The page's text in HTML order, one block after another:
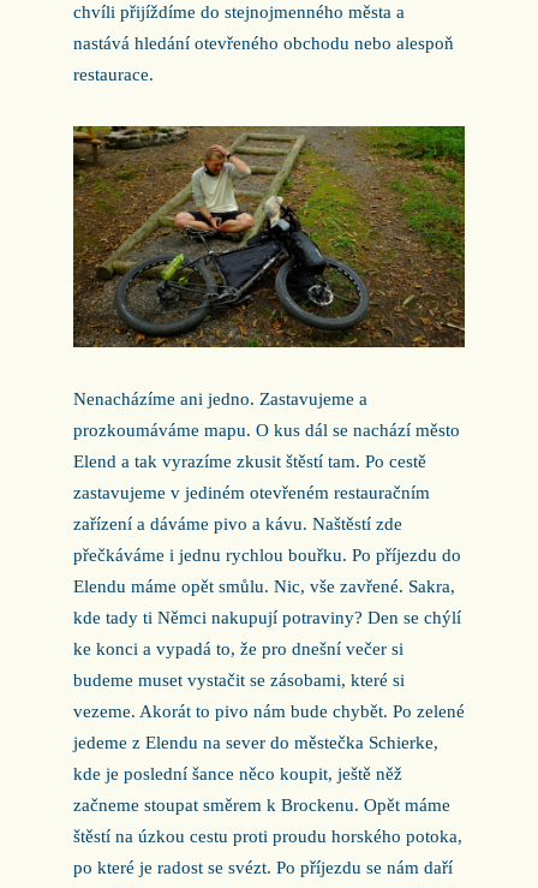
chvíli přijíždíme do stejnojmenného města a
nastává hledání otevřeného obchodu nebo alespoň
restaurace.
Nenacházíme ani jedno. Zastavujeme a
prozkoumáváme mapu. O kus dál se nachází město
Elend a tak vyrazíme zkusit štěstí tam. Po cestě
zastavujeme v jediném otevřeném restauračním
zařízení a dáváme pivo a kávu. Naštěstí zde
přečkáváme i jednu rychlou bouřku. Po příjezdu do
Elendu máme opět smůlu. Nic, vše zavřené. Sakra,
kde tady ti Němci nakupují potraviny? Den se chýlí
ke konci a vypadá to, že pro dnešní večer si
budeme muset vystačit se zásobami, které si
vezeme. Akorát to pivo nám bude chybět. Po zelené
jedeme z Elendu na sever do městečka Schierke,
kde je poslední šance něco koupit, ještě něž
začneme stoupat směrem k Brockenu. Opět máme
štěstí na úzkou cestu proti proudu horského potoka,
po které je radost se svézt. Po příjezdu se nám daří